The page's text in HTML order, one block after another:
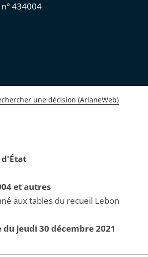
434004
une décision (ArianeWeb)
d'État
et autres
aux tables du recueil Lebon
du jeudi 30 décembre 2021